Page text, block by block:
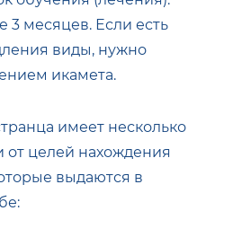
3 месяцев. Если есть
виды, нужно
икамета.
имеет несколько
от целей нахождения
выдаются в